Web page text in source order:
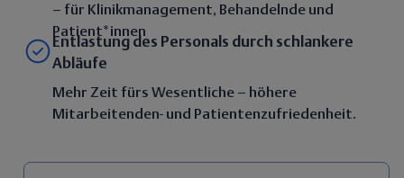
– für Klinikmanagement, Behandelnde und
Patient*innen
Entlastung des Personals durch schlankere
Abläufe
Mehr Zeit fürs Wesentliche – höhere
Mitarbeitenden- und Patientenzufriedenheit.